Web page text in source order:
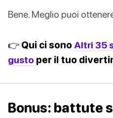
Bene. Meglio puoi
👉 Qui ci sono Altri 35
gusto per il tuo
Bonus: battute